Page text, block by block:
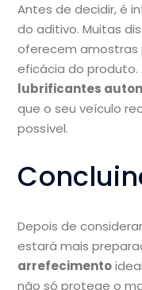
Antes de decidir, é
do aditivo. Muitas
oferecem amostras
eficácia do produto.
lubrificantes
que o seu veículo
possível.
Depois de
estará mais
arrefecimento
não só protege o